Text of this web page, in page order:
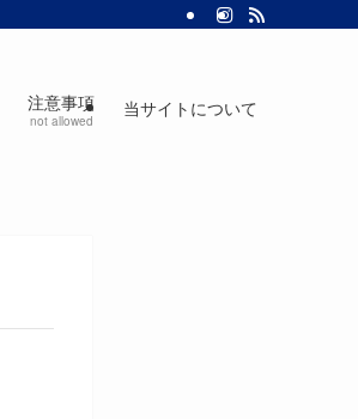
注意事項
not allowed
当サイトについて